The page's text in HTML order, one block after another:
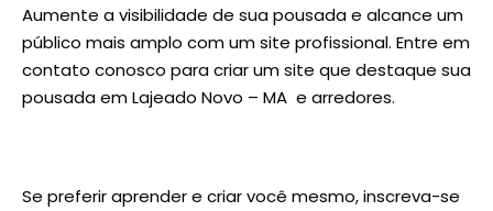
Aumente a visibilidade de sua pousada e alcance um
público mais amplo com um site profissional. Entre em
contato conosco para criar um site que destaque sua
pousada em Lajeado Novo – MA e arredores.
Se preferir aprender e criar você mesmo, inscreva-se